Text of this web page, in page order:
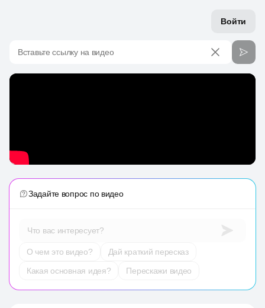
Войти
Вставьте ссылку на видео
Задайте вопрос по видео
Что вас интересует?
О чем это видео?
Дай краткий пересказ
Какая основная идея?
Перескажи видео